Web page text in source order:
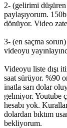
2- (gelirimi
paylaşıyorum.
dönüyor. Video
3- (en saçma
videoyu
Videoyu liste dışı
saat sürüyor. %90
inatla sarı dolar
gelmiyor. Youtube
hesabı yok.
dolardan bıktım
bekliyorum.